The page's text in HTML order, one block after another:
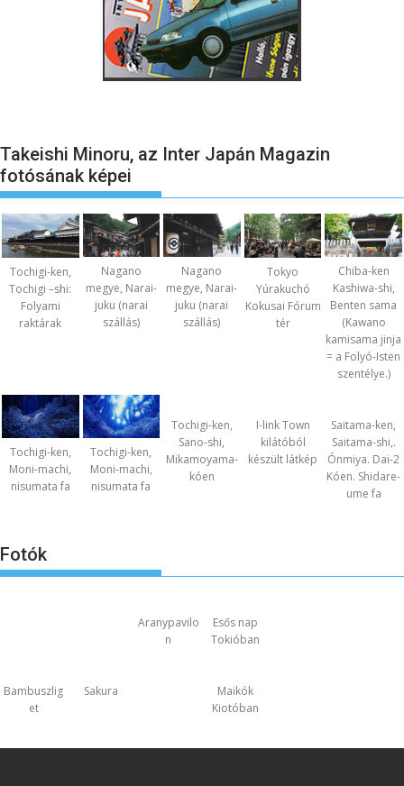
Takeishi Minoru, az Inter Japán Magazin
fotósának képei
Tochigi-ken,
Tochigi –shi:
Folyami
raktárak
Nagano
megye, Narai-
juku (narai
szállás)
Nagano
megye, Narai-
juku (narai
szállás)
Tokyo
Yúrakuchó
Kokusai Fórum
tér
Chiba-ken
Kashiwa-shi,
Benten sama
(Kawano
kamisama jinja
= a Folyó-Isten
szentélye.)
Tochigi-ken,
Moni-machi,
nisumata fa
Tochigi-ken,
Moni-machi,
nisumata fa
Tochigi-ken,
Sano-shi,
Mikamoyama-
kóen
I-link Town
kilátóból
készült látkép
Saitama-ken,
Saitama-shi,.
Ónmiya. Dai-2
Kóen. Shidare-
ume fa
Fotók
Aranypavilo
n
Esős nap
Tokióban
Bambuszlig
et
Sakura
Maikók
Kiotóban